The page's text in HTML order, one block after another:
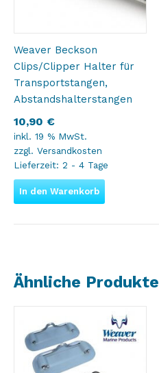
Weaver Beckson
Clips/Clipper Halter für
Transportstangen,
Abstandshalterstangen
10,90 €
inkl. 19 % MwSt.
zzgl. Versandkosten
Lieferzeit: 2 - 4 Tage
In den Warenkorb
Ähnliche Produkte